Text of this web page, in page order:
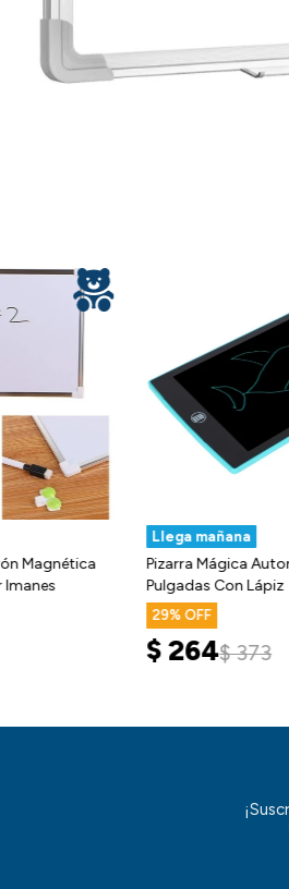
Magnética
Llega mañana
Pizarra Mágica
Pulgadas Con Lápiz
29
$264$ 373